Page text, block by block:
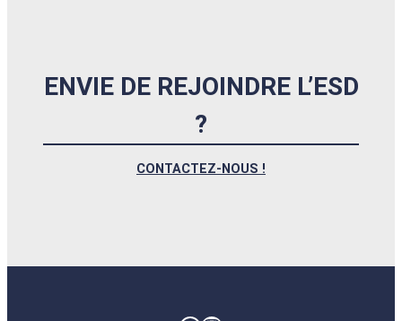
ENVIE DE REJOINDRE L’ESD
?
CONTACTEZ-NOUS !